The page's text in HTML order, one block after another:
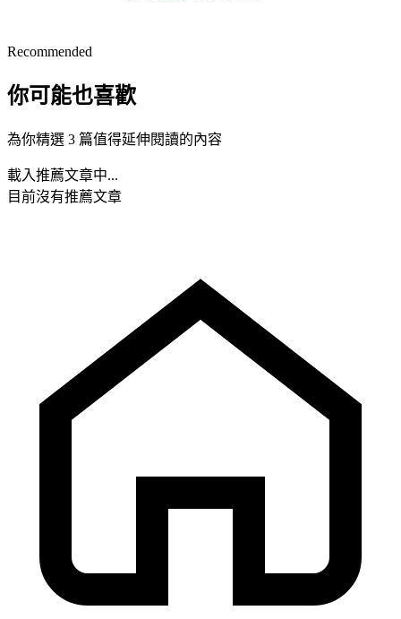
Recommended
你可能也喜歡
為你精選 3 篇值得延伸閱讀的內容
載入推薦文章中...
目前沒有推薦文章